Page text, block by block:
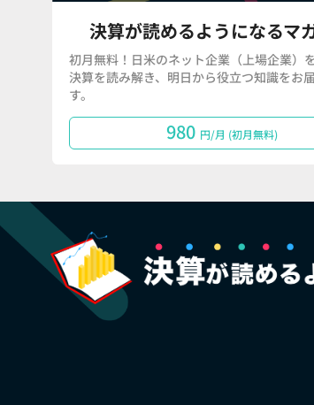
決算が読めるようになるマ
初月無料！日米のネット企業（上場企業）を
決算を読み解き、明日から役立つ知識をお
す。
980 円/月 (初月無料)